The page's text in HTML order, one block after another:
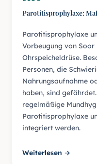
Parotitisprophylaxe:
Parotitisprophylaxe
Vorbeugung von Soor
Ohrspeicheldrüse.
Personen, die
Nahrungsaufnahme
haben, sind
regelmäßige
Parotitisprophylaxe
integriert werden.
Weiterlesen →